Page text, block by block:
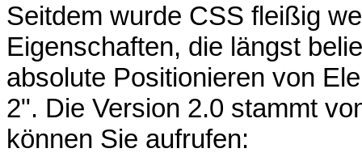
Seitdem wurde CSS fleißig
Eigenschaften, die längst
absolute Positionieren von
2". Die Version 2.0 stammt
können Sie aufrufen: